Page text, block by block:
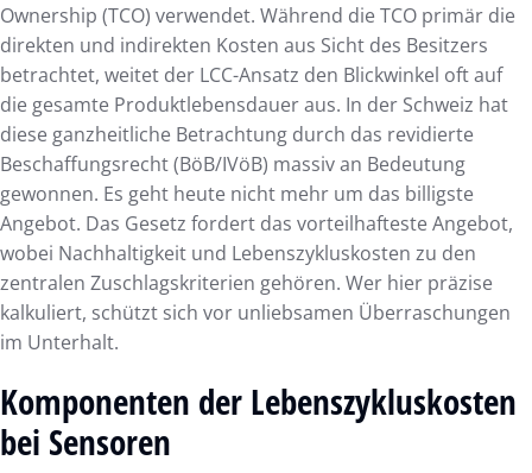
Ownership (TCO) verwendet. Während die TCO primär die
direkten und indirekten Kosten aus Sicht des Besitzers
betrachtet, weitet der LCC-Ansatz den Blickwinkel oft auf
die gesamte Produktlebensdauer aus. In der Schweiz hat
diese ganzheitliche Betrachtung durch das revidierte
Beschaffungsrecht (BöB/IVöB) massiv an Bedeutung
gewonnen. Es geht heute nicht mehr um das billigste
Angebot. Das Gesetz fordert das vorteilhafteste Angebot,
wobei Nachhaltigkeit und Lebenszykluskosten zu den
zentralen Zuschlagskriterien gehören. Wer hier präzise
kalkuliert, schützt sich vor unliebsamen Überraschungen
im Unterhalt.
Komponenten der Lebenszykluskosten
bei Sensoren